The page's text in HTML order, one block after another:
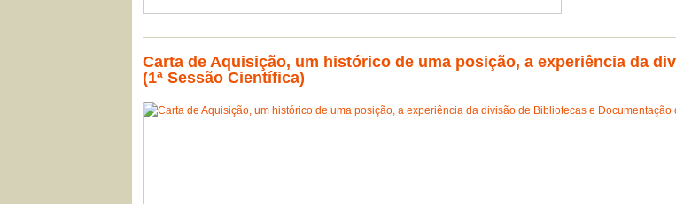
Carta de Aquisição, um histórico de uma posição, a experiência da
(1ª Sessão Científica)